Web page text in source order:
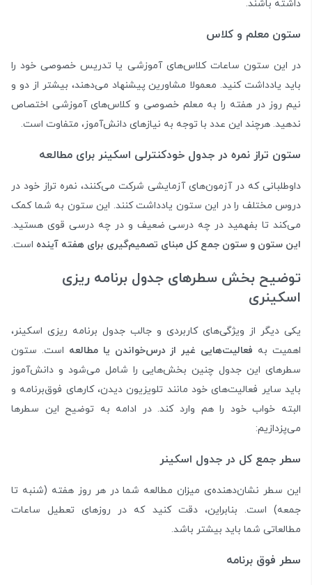
داشته باشند.
ستون معلم و کلاس
در این ستون ساعات کلاس‌های آموزشی یا تدریس خصوصی خود را
باید یادداشت کنید. معمولا مشاورین پیشنهاد می‌دهند، بیشتر از دو و
نیم روز در هفته را به معلم خصوصی و کلاس‌های آموزشی اختصاص
ندهید. هرچند این عدد با توجه به نیازهای دانش‌آموز، متفاوت است.
ستون تراز نمره در جدول خودکنترلی اسکینر برای مطالعه
داوطلبانی که در آزمون‌های آزمایشی شرکت می‌کنند، نمره تراز خود در
دروس مختلف را در این ستون یادداشت کنند. این ستون به شما کمک
می‌کند تا بفهمید در چه درسی ضعیف و در چه درسی قوی هستید.
این ستون و ستون جمع کل مبنای تصمیم‌گیری برای هفته آینده است.
توضیح بخش سطرهای جدول برنامه‌ ریزی
اسکینری
یکی دیگر از ویژگی‌های کاربردی و جالب جدول برنامه ریزی اسکینر،
اهمیت به فعالیت‌هایی غیر از درس‌خواندن یا مطالعه است. ستون
سطرهای این جدول چنین بخش‌هایی را شامل می‌شود و دانش‌آموز
باید سایر فعالیت‌های خود مانند تلویزیون دیدن، کارهای فوق‌برنامه و
البته خواب خود را هم وارد کند. در ادامه به توضیح این سطرها
می‌پزدازیم:
سطر جمع کل در جدول اسکینر
این سطر نشان‌دهنده‌ی میزان مطالعه شما در هر روز هفته (شنبه تا
جمعه) است. بنابراین، دقت کنید که در روزهای تعطیل ساعات
مطالعاتی شما باید بیشتر باشد.
سطر فوق برنامه